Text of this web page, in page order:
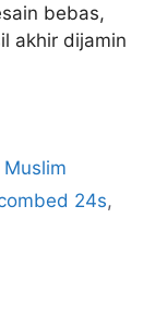
bebas,
akhir dijamin
24s,